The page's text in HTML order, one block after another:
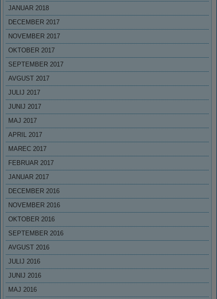
JANUAR 2018
DECEMBER 2017
NOVEMBER 2017
OKTOBER 2017
SEPTEMBER 2017
AVGUST 2017
JULIJ 2017
JUNIJ 2017
MAJ 2017
APRIL 2017
MAREC 2017
FEBRUAR 2017
JANUAR 2017
DECEMBER 2016
NOVEMBER 2016
OKTOBER 2016
SEPTEMBER 2016
AVGUST 2016
JULIJ 2016
JUNIJ 2016
MAJ 2016